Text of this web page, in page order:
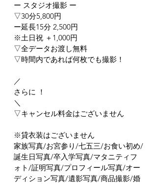
ー スタジオ撮影 ー
▽30分5,800円
ー延長15分 2,500円
※土日祝 ＋1,000円
▽全データお渡し無料
▽時間内であれば何枚でも撮影！
／
さらに ！
＼
▽キャンセル料金はございません
※貸衣装はございません
家族写真/お宮参り/七五三/お食い初め/
誕生日写真/卒入学写真/マタニティフ
ォト/証明写真/プロフィール写真/オー
ディション写真/遺影写真/商品撮影/婚